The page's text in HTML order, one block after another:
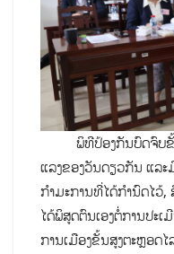
ພິທີປ້ອງກັນບົດຈົບຂັ້ນ
ແລງຂອງວັນດຽວກັນ ແລະ
ກຳມະການທີ່ໄດ້ກໍານົດໄວ້,
ໄດ້ພິສູດຕົນເອງຕໍ່ການປະ
ການເມືອງຂັ້ນສູງຕະຫຼອດ